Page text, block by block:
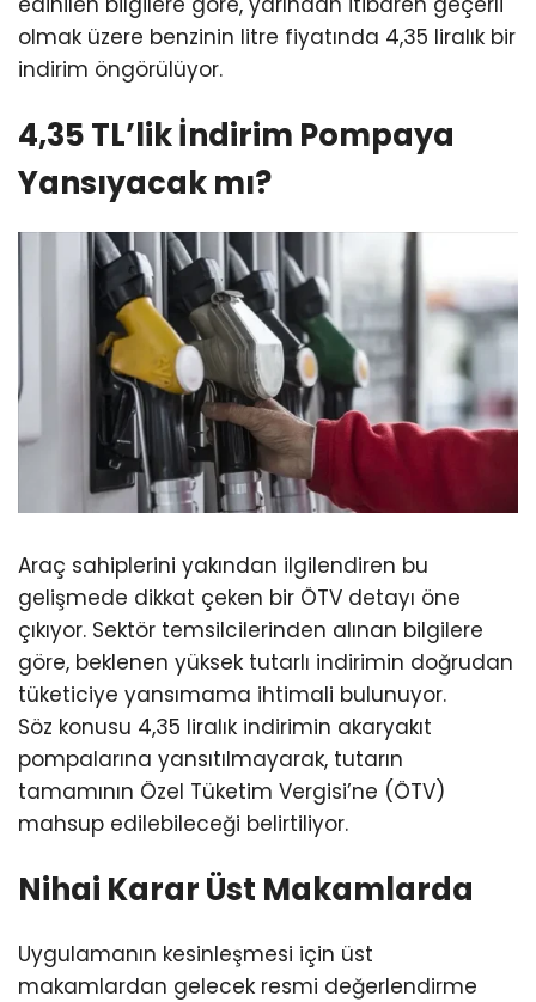
olmak üzere benzinin litre fiyatında 4,35 liralık bir
indirim öngörülüyor.
4,35 TL’lik İndirim Pompaya
Yansıyacak mı?
Araç sahiplerini yakından ilgilendiren bu
gelişmede dikkat çeken bir ÖTV detayı öne
çıkıyor. Sektör temsilcilerinden alınan bilgilere
göre, beklenen yüksek tutarlı indirimin doğrudan
tüketiciye yansımama ihtimali bulunuyor.
Söz konusu 4,35 liralık indirimin akaryakıt
pompalarına yansıtılmayarak, tutarın
tamamının Özel Tüketim Vergisi’ne (ÖTV)
mahsup edilebileceği belirtiliyor.
Nihai Karar Üst Makamlarda
Uygulamanın kesinleşmesi için üst
makamlardan gelecek resmi değerlendirme